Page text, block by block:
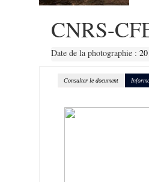
CNRS-
Date de la photographie :
Consulter le document